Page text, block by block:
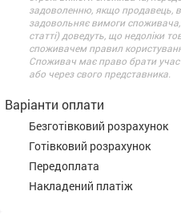
задоволенню, якщо продавець,
задовольняє вимоги
статті) доведуть, що недоліки
споживачем правил
Споживач має право брати
або через свого представника.
Варіанти оплати
Безготівковий розрахунок
Готівковий розрахунок
Передоплата
Накладений платіж